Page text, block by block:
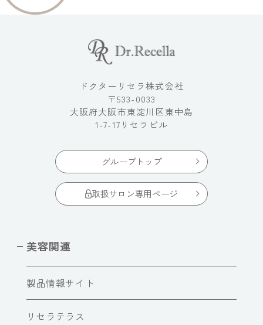
ドクターリセラ株式会社
〒533-0033
大阪府大阪市東淀川区東中島
1-7-17リセラビル
グループトップ
取扱サロン専用ページ
美容関連
製品情報サイト
リセラテラス